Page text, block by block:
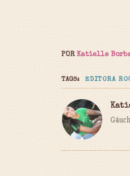
POR Katielle
TAGS: EDITORA